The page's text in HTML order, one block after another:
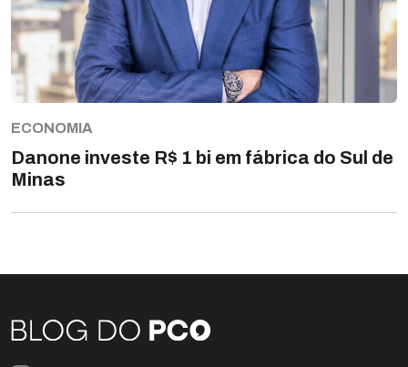
ECONOMIA
Danone investe R$ 1 bi em fábrica do Sul de
Minas